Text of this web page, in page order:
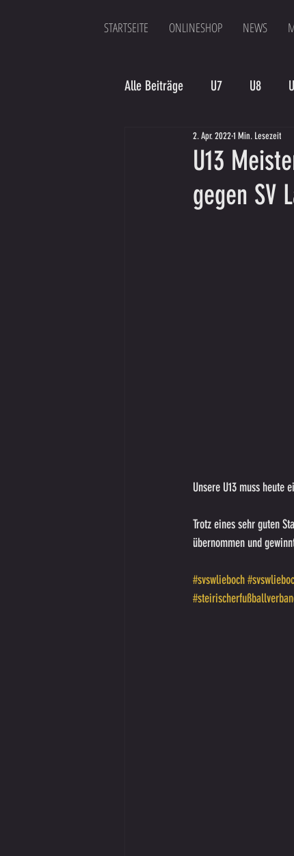
STARTSEITE ONLINESHOP NEWS
Alle Beiträge U7 U8
Spielergebnis
U13
gegen SV
2. Apr. 20221 Min. Lesezeit
Unsere U13 muss heute
Trotz eines sehr guten
übernommen und
#svswlieboch